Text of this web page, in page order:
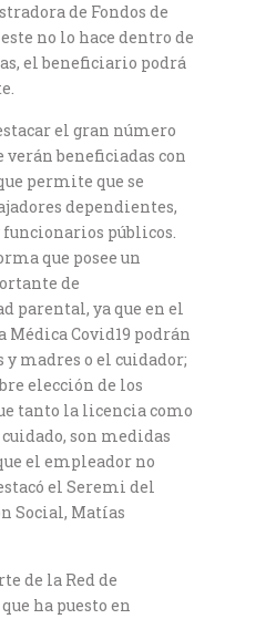
de Fondos de
no lo hace dentro de
el beneficiario podrá
el gran número
beneficiadas con
permite que se
dependientes,
públicos.
que posee un
de
parental, ya que en el
Médica Covid19 podrán
y madres o el cuidador;
elección de los
tanto la licencia como
son medidas
el empleador no
el Seremi del
Social, Matías
de la Red de
ha puesto en